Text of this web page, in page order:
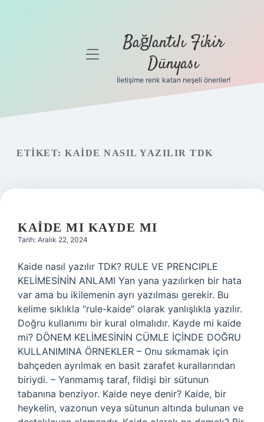
Gizlilik
Yasal Uyarı
Hakkımızda
menüyü
Bağlantılı Fikir
Dünyası
İletişime renk katan neşeli öneriler!
ETIKET: KAIDE NASIL YAZILIR TDK
KAIDE MI KAYDE MI
Tarih: Aralık 22, 2024
Kaide nasıl yazılır TDK? RULE VE PRENCIPLE
KELİMESİNİN ANLAMI Yan yana yazılırken bir hata
var ama bu ikilemenin ayrı yazılması gerekir. Bu
kelime sıklıkla “rule-kaide” olarak yanlışlıkla yazılır.
Doğru kullanımı bir kural olmalıdır. Kayde mi kaide
mi? DÖNEM KELİMESİNİN CÜMLE İÇİNDE DOĞRU
KULLANIMINA ÖRNEKLER – Onu sıkmamak için
bahçeden ayrılmak en basit zarafet kurallarından
biriydi. – Yanmamış taraf, fildişi bir sütunun
tabanına benziyor. Kaide neye denir? Kaide, bir
heykelin, vazonun veya sütunun altında bulunan ve